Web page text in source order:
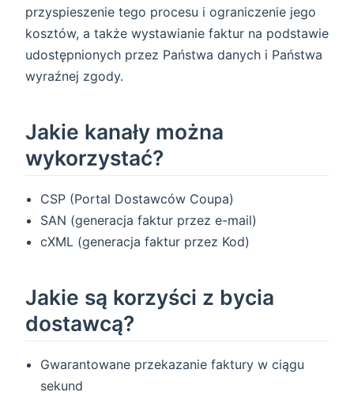
przyspieszenie tego procesu i ograniczenie jego
kosztów, a także wystawianie faktur na podstawie
udostępnionych przez Państwa danych i Państwa
wyraźnej zgody.
Jakie kanały można
wykorzystać?
CSP (Portal Dostawców Coupa)
SAN (generacja faktur przez e-mail)
cXML (generacja faktur przez Kod)
Jakie są korzyści z bycia
dostawcą?
Gwarantowane przekazanie faktury w ciągu
sekund